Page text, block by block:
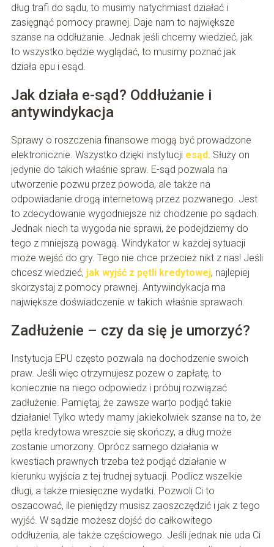
dług trafi do sądu, to musimy natychmiast działać i
zasięgnąć pomocy prawnej. Daje nam to największe
szanse na oddłużanie. Jednak jeśli chcemy wiedzieć, jak
to wszystko będzie wyglądać, to musimy poznać jak
działa epu i esąd.
Jak działa e-sąd? Oddłużanie i
antywindykacja
Sprawy o roszczenia finansowe mogą być prowadzone
elektronicznie. Wszystko dzięki instytucji esąd. Służy on
jedynie do takich właśnie spraw. E-sąd pozwala na
utworzenie pozwu przez powoda, ale także na
odpowiadanie drogą internetową przez pozwanego. Jest
to zdecydowanie wygodniejsze niż chodzenie po sądach.
Jednak niech ta wygoda nie sprawi, że podejdziemy do
tego z mniejszą powagą. Windykator w każdej sytuacji
może wejść do gry. Tego nie chce przecież nikt z nas! Jeśli
chcesz wiedzieć, jak wyjść z pętli kredytowej, najlepiej
skorzystaj z pomocy prawnej. Antywindykacja ma
największe doświadczenie w takich właśnie sprawach.
Zadłużenie – czy da się je umorzyć?
Instytucja EPU często pozwala na dochodzenie swoich
praw. Jeśli więc otrzymujesz pozew o zapłatę, to
koniecznie na niego odpowiedz i próbuj rozwiązać
zadłużenie. Pamiętaj, że zawsze warto podjąć takie
działanie! Tylko wtedy mamy jakiekolwiek szanse na to, że
pętla kredytowa wreszcie się skończy, a dług może
zostanie umorzony. Oprócz samego działania w
kwestiach prawnych trzeba też podjąć działanie w
kierunku wyjścia z tej trudnej sytuacji. Podlicz wszelkie
długi, a także miesięczne wydatki. Pozwoli Ci to
oszacować, ile pieniędzy musisz zaoszczędzić i jak z tego
wyjść. W sądzie możesz dojść do całkowitego
oddłużenia, ale także częściowego. Jeśli jednak nie uda Ci